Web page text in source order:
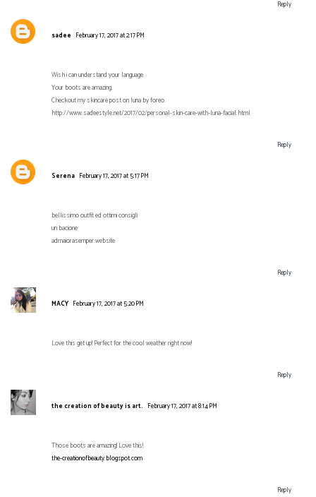
Reply
sadee February 17, 2017 at 2:17 PM
Wish i can understand your language.
Your boots are amazing.
Checkout my skincare post on luna by foreo.
http://www.sadeestyle.net/2017/02/personal-skin-care-with-luna-facial.html
Reply
Serena February 17, 2017 at 5:17 PM
bellissimo outfit ed ottimi consigli
un bacione
admaiorasemper.website
Reply
MACY February 17, 2017 at 5:20 PM
Love this get up! Perfect for the cool weather right now!
Reply
the creation of beauty is art. February 17, 2017 at 8:14 PM
Those boots are amazing! Love this!
the-creationofbeauty.blogspot.com
Reply